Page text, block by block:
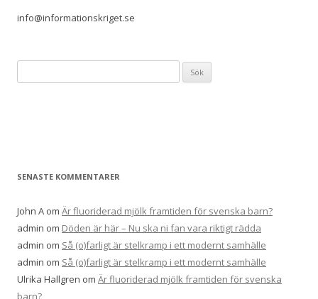
info@informationskriget.se
efter:
SENASTE KOMMENTARER
John A om Är fluoriderad mjölk framtiden för svenska barn?
admin om Döden är här – Nu ska ni fan vara riktigt rädda
admin om Så (o)farligt är stelkramp i ett modernt samhälle
admin om Så (o)farligt är stelkramp i ett modernt samhälle
Ulrika Hallgren om Är fluoriderad mjölk framtiden för svenska
barn?